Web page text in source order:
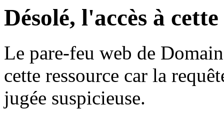
Désolé, l'accès à
Le pare-feu web de
cette ressource car la
jugée suspicieuse.